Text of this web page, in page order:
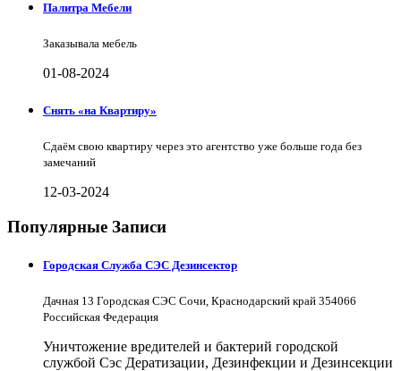
Палитра Мебели
Заказывала мебель
01-08-2024
Снять «на Квартиру»
Сдаём свою квартиру через это агентство уже больше года без
замечаний
12-03-2024
Популярные Записи
Городская Служба СЭС Дезинсектор
Дачная 13 Городская СЭС Сочи, Краснодарский край 354066
Российская Федерация
Уничтожение вредителей и бактерий городской
службой Сэс Дератизации, Дезинфекции и Дезинсекции